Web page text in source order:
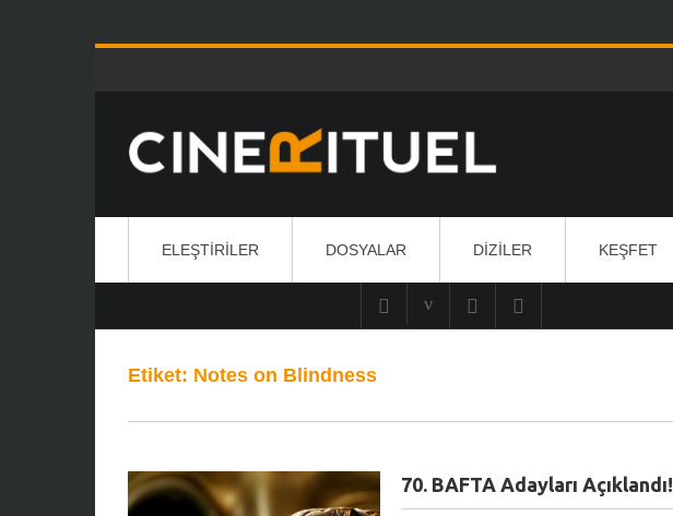
ELEŞTIRILER DOSYALAR DIZILER KEŞFET
Etiket: Notes on Blindness
70. BAFTA Adayları Açıklandı!